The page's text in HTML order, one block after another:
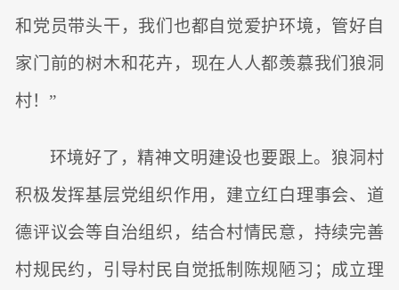
和党员带头干，我们也都自觉爱护环境，管好自
家门前的树木和花卉，现在人人都羡慕我们狼洞
村！”
环境好了，精神文明建设也要跟上。狼洞村
积极发挥基层党组织作用，建立红白理事会、道
德评议会等自治组织，结合村情民意，持续完善
村规民约，引导村民自觉抵制陈规陋习；成立理